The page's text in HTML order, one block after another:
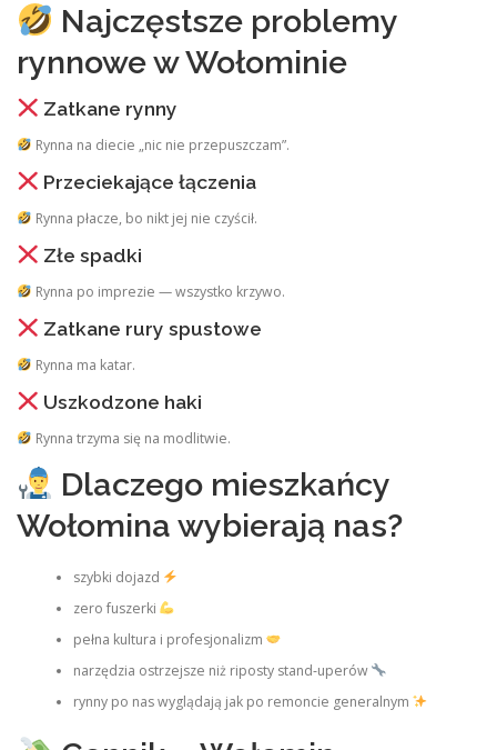
Najczęstsze problemy
rynnowe w Wołominie
Zatkane rynny
Rynna na diecie „nic nie przepuszczam”.
Przeciekające łączenia
Rynna płacze, bo nikt jej nie czyścił.
Złe spadki
Rynna po imprezie — wszystko krzywo.
Zatkane rury spustowe
Rynna ma katar.
Uszkodzone haki
Rynna trzyma się na modlitwie.
Dlaczego mieszkańcy
Wołomina wybierają nas?
szybki dojazd
zero fuszerki
pełna kultura i profesjonalizm
narzędzia ostrzejsze niż riposty stand‑uperów
rynny po nas wyglądają jak po remoncie generalnym